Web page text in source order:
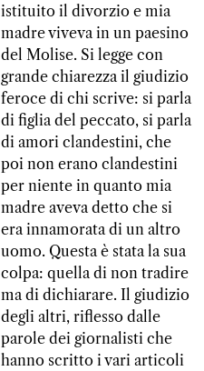
istituito il divorzio e mia
madre viveva in un paesino
del Molise. Si legge con
grande chiarezza il giudizio
feroce di chi scrive: si parla
di figlia del peccato, si parla
di amori clandestini, che
poi non erano clandestini
per niente in quanto mia
madre aveva detto che si
era innamorata di un altro
uomo. Questa è stata la sua
colpa: quella di non tradire
ma di dichiarare. Il giudizio
degli altri, riflesso dalle
parole dei giornalisti che
hanno scritto i vari articoli